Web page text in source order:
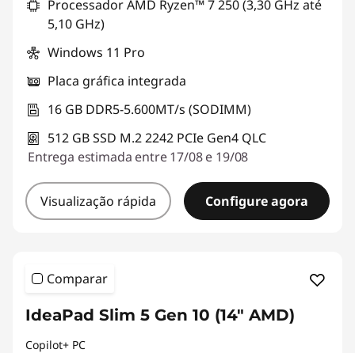
Processador AMD Ryzen™ 7 250 (3,30 GHz até
5,10 GHz)
Windows 11 Pro
Placa gráfica integrada
16 GB DDR5-5.600MT/s (SODIMM)
512 GB SSD M.2 2242 PCIe Gen4 QLC
Entrega estimada entre 17/08 e 19/08
Visualização rápida Configure agora
Comparar
IdeaPad Slim 5 Gen 10 (14" AMD)
Copilot+ PC